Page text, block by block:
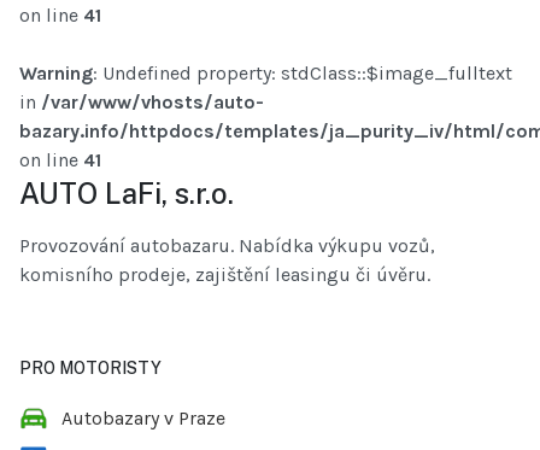
on line 41
Warning: Undefined property: stdClass::$image_fulltext
in /var/www/vhosts/auto-
bazary.info/httpdocs/templates/ja_purity_iv/html/
on line 41
AUTO LaFi, s.r.o.
Provozování autobazaru. Nabídka výkupu vozů,
komisního prodeje, zajištění leasingu či úvěru.
PRO MOTORISTY
Autobazary v Praze